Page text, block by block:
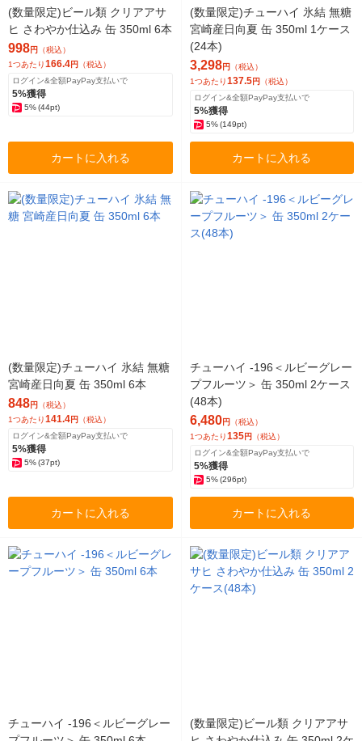
(数量限定)ビール類 クリアアサ
ヒ さわやか仕込み 缶 350ml 6本
998円 （税込）
1つあたり166.4円 （税込）
ログイン&全額PayPay支払いで
5%獲得
5%(44pt)
カートに入れる
(数量限定)チューハイ 氷結 無糖
宮崎産日向夏 缶 350ml 1ケース
(24本)
3,298円 （税込）
1つあたり137.5円 （税込）
ログイン&全額PayPay支払いで
5%獲得
5% (149pt)
カートに入れる
(数量限定)チューハイ 氷結 無糖
宮崎産日向夏 缶 350ml 6本
848円 （税込）
1つあたり141.4円 （税込）
ログイン&全額PayPay支払いで
5%獲得
5%(37pt)
カートに入れる
チューハイ -196＜ルビーグレー
プフルーツ＞ 缶 350ml 2ケース
(48本)
6,480円 （税込）
1つあたり135円 （税込）
ログイン&全額PayPay支払いで
5%獲得
5% (296pt)
カートに入れる
チューハイ -196＜ルビーグレー
(数量限定)ビール類 クリアアサ